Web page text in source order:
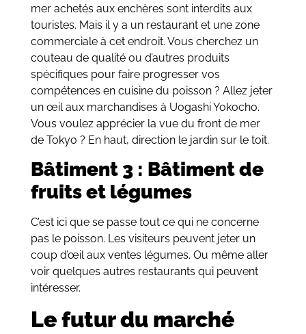
mer achetés aux enchères sont interdits aux
touristes. Mais il y a un restaurant et une zone
commerciale à cet endroit. Vous cherchez un
couteau de qualité ou d’autres produits
spécifiques pour faire progresser vos
compétences en cuisine du poisson ? Allez jeter
un œil aux marchandises à Uogashi Yokocho.
Vous voulez apprécier la vue du front de mer
de Tokyo ? En haut, direction le jardin sur le toit.
Bâtiment 3 : Bâtiment de
fruits et légumes
C’est ici que se passe tout ce qui ne concerne
pas le poisson. Les visiteurs peuvent jeter un
coup d’œil aux ventes légumes. Ou même aller
voir quelques autres restaurants qui peuvent
intéresser.
Le futur du marché